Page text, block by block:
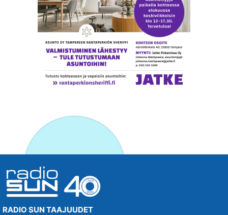
RADIO SUN TAAJUUDET